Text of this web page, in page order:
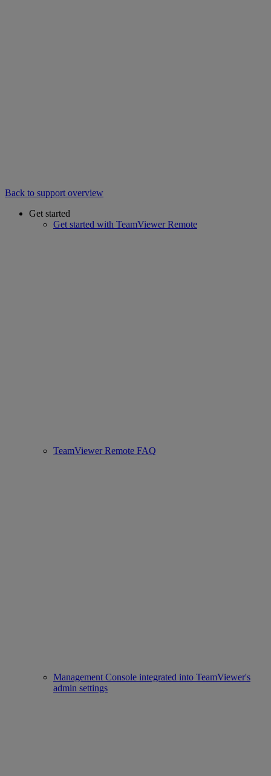
Back to support overview
Get started
Get started with TeamViewer Remote
TeamViewer Remote FAQ
Management Console integrated into TeamViewer's
admin settings